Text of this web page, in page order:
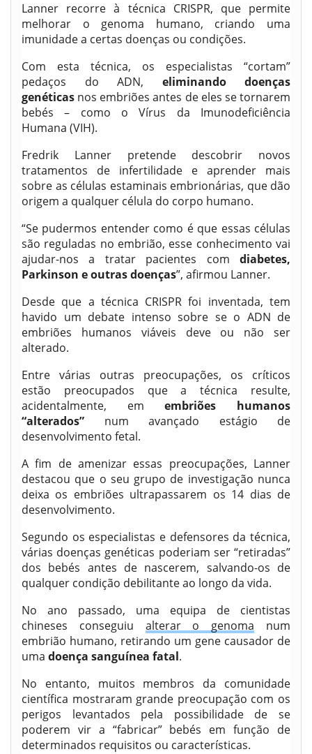
Lanner recorre à técnica CRISPR, que permite
melhorar o genoma humano, criando uma
imunidade a certas doenças ou condições.
Com esta técnica, os especialistas “cortam”
pedaços do ADN, eliminando doenças
genéticas nos embriões antes de eles se tornarem
bebés – como o Vírus da Imunodeficiência
Humana (VIH).
Fredrik Lanner pretende descobrir novos
tratamentos de infertilidade e aprender mais
sobre as células estaminais embrionárias, que dão
origem a qualquer célula do corpo humano.
“Se pudermos entender como é que essas células
são reguladas no embrião, esse conhecimento vai
ajudar-nos a tratar pacientes com diabetes,
Parkinson e outras doenças”, afirmou Lanner.
Desde que a técnica CRISPR foi inventada, tem
havido um debate intenso sobre se o ADN de
embriões humanos viáveis deve ou não ser
alterado.
Entre várias outras preocupações, os críticos
estão preocupados que a técnica resulte,
acidentalmente, emembriões humanos
“alterados” num avançado estágio de
desenvolvimento fetal.
A fim de amenizar essas preocupações, Lanner
destacou que o seu grupo de investigação nunca
deixa os embriões ultrapassarem os 14 dias de
desenvolvimento.
Segundo os especialistas e defensores da técnica,
várias doenças genéticas poderiam ser “retiradas”
dos bebés antes de nascerem, salvando-os de
qualquer condição debilitante ao longo da vida.
No ano passado, uma equipa de cientistas
chineses conseguiu alterar o genoma num
embrião humano, retirando um gene causador de
uma doença sanguínea fatal.
No entanto, muitos membros da comunidade
científica mostraram grande preocupação com os
perigos levantados pela possibilidade de se
poderem vir a “fabricar” bebés em função de
determinados requisitos ou características.